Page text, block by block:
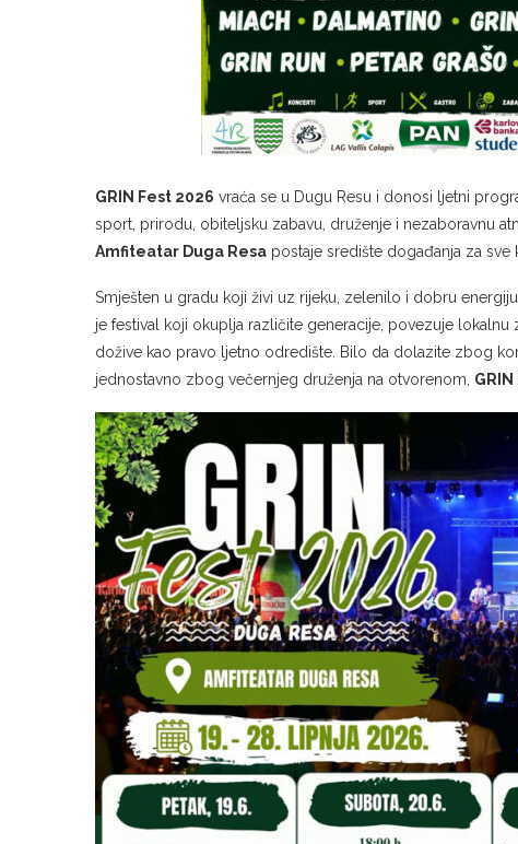
GRIN Fest 2026 vraća se u Dugu Resu i donosi ljetni
sport, prirodu, obiteljsku zabavu, druženje i nezaboravnu
Amfiteatar Duga Resa postaje središte događanja za sve
Smješten u gradu koji živi uz rijeku, zelenilo i dobru
je festival koji okuplja različite generacije, povezuje
dožive kao pravo ljetno odredište. Bilo da dolazite zbog
jednostavno zbog večernjeg druženja na otvorenom,